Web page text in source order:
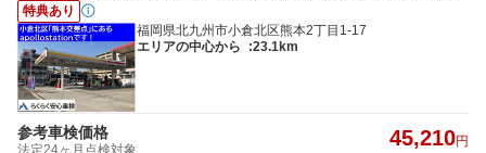
特典あり
福岡県北九州市小倉北区熊本2丁目1-17
エリアの中心から
:23.1km
参考車検価格
法定24ヶ月点検対象 45,210円